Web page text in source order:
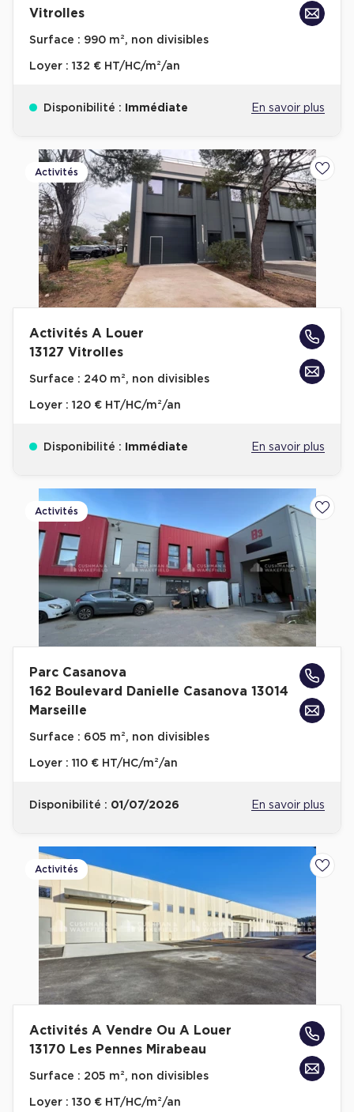
Vitrolles
Surface : 990 m², non divisibles
Loyer : 132 € HT/HC/m²/an
Disponibilité : Immédiate En savoir plus
Activités
Activités A Louer
13127 Vitrolles
Surface : 240 m², non divisibles
Loyer : 120 € HT/HC/m²/an
Disponibilité : Immédiate En savoir plus
Activités
Parc Casanova
162 Boulevard Danielle Casanova 13014
Marseille
Surface : 605 m², non divisibles
Loyer : 110 € HT/HC/m²/an
Disponibilité : 01/07/2026 En savoir plus
Activités
Activités A Vendre Ou A Louer
13170 Les Pennes Mirabeau
Surface : 205 m², non divisibles
Loyer : 130 € HT/HC/m²/an